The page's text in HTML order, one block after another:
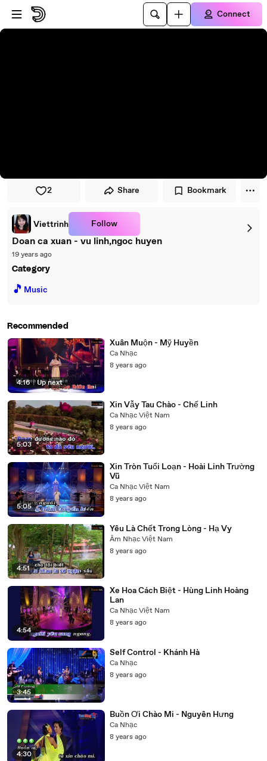
Skip to player
Skip to main content
Connect
2 Share Bookmark
Viettrinh Follow
Doan ca xuan - vu linh,ngoc huyen
19 years ago
Category
🎵 Music
Recommended
4:16 | Up next
Xuân Muộn - Mỹ Huyền
Ca Nhạc
8 years ago
5:03
Xin Vẫy Tau Chào - Chế Linh
Ca Nhạc Việt Nam
8 years ago
5:05
Xin Tròn Tuổi Loạn - Hoài Linh Trường
Vũ
Ca Nhạc Việt Nam
8 years ago
4:51
Yêu Là Chết Trong Lòng - Hạ Vy
Âm Nhạc Việt Nam
8 years ago
4:54
Xe Hoa Cách Biệt - Hùng Linh Hoàng
Lan
Ca Nhạc Việt Nam
8 years ago
3:45
Self Control - Khánh Hà
Ca Nhạc
8 years ago
4:30
Buồn Ơi Chào Mi - Nguyên Hưng
Ca Nhạc
8 years ago